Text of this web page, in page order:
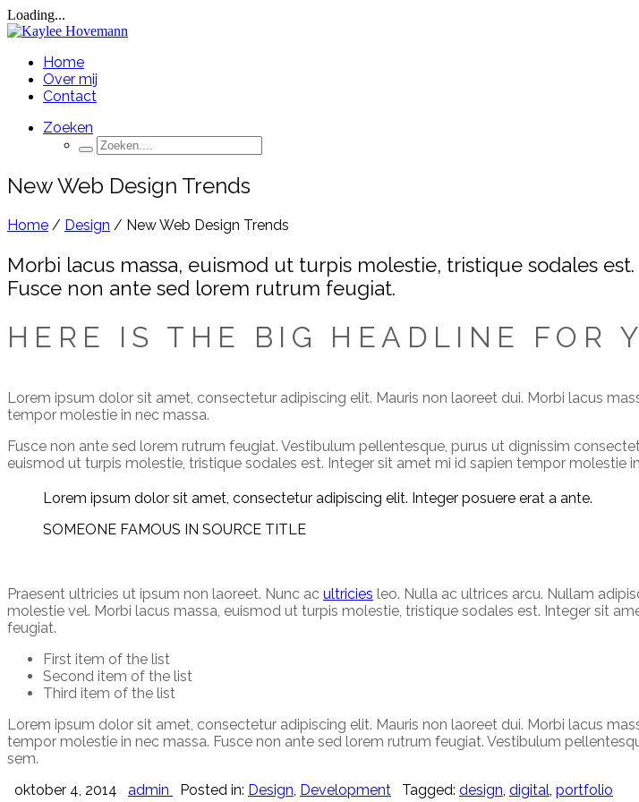
Loading...
Home
Over mij
Contact
Zoeken
New Web Design Trends
Home / Design / New Web Design Trends
Morbi lacus massa, euismod ut turpis molestie, tristique sodales
Fusce non ante sed lorem rutrum feugiat.
HERE IS THE BIG HEADLINE FOR
Lorem ipsum dolor sit amet, consectetur adipiscing elit. Mauris non laoreet dui. Morbi lacus
tempor molestie in nec massa.
Fusce non ante sed lorem rutrum feugiat. Vestibulum pellentesque, purus ut dignissim
euismod ut turpis molestie, tristique sodales est. Integer sit amet mi id sapien tempor molestie
Lorem ipsum dolor sit amet, consectetur adipiscing elit. Integer posuere erat a ante.
SOMEONE FAMOUS IN SOURCE TITLE
Praesent ultricies ut ipsum non laoreet. Nunc ac ultricies leo. Nulla ac ultrices arcu. Nullam
molestie vel. Morbi lacus massa, euismod ut turpis molestie, tristique sodales est. Integer sit
feugiat.
First item of the list
Second item of the list
Third item of the list
Lorem ipsum dolor sit amet, consectetur adipiscing elit. Mauris non laoreet dui. Morbi lacus
tempor molestie in nec massa. Fusce non ante sed lorem rutrum feugiat. Vestibulum
sem.
oktober 4, 2014
admin Posted in: Design Development Tagged: design digital portfolio